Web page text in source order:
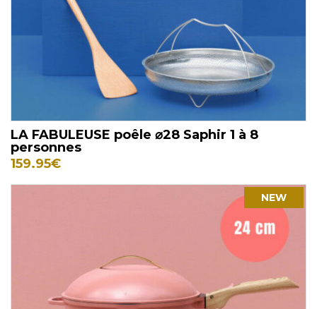
LA FABULEUSE poêle ⌀28 Saphir 1 à 8
personnes
159.95€
NEW